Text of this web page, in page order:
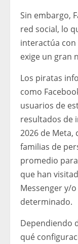
Sin embargo,
red social, lo
interactúa
exige un gran
Los piratas
como
usuarios de
resultados de
2026 de Meta,
familias de
promedio
que han
Messenger y/
determinado.
Dependiendo
qué